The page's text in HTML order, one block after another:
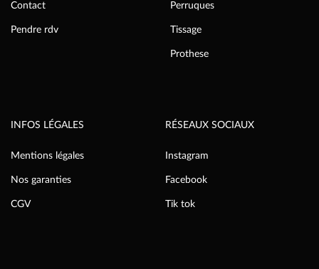
Contact
Pendre rdv
Perruques
Tissage
Prothese
INFOS LÉGALES
Mentions légales
Nos garanties
CGV
RÉSEAUX SOCIAUX
Instagram
Facebook
Tik tok